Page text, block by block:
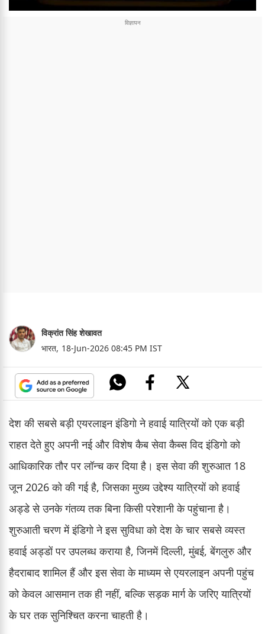
विक्रांत सिंह शेखावत
भारत, 18-Jun-2026 08:45 PM IST
देश की सबसे बड़ी एयरलाइन इंडिगो ने हवाई यात्रियों को एक बड़ी
राहत देते हुए अपनी नई और विशेष कैब सेवा कैब्स विद इंडिगो को
आधिकारिक तौर पर लॉन्च कर दिया है। इस सेवा की शुरुआत 18
जून 2026 को की गई है, जिसका मुख्य उद्देश्य यात्रियों को हवाई
अड्डे से उनके गंतव्य तक बिना किसी परेशानी के पहुंचाना है।
शुरुआती चरण में इंडिगो ने इस सुविधा को देश के चार सबसे व्यस्त
हवाई अड्डों पर उपलब्ध कराया है, जिनमें दिल्ली, मुंबई, बेंगलुरु और
हैदराबाद शामिल हैं और इस सेवा के माध्यम से एयरलाइन अपनी पहुंच
को केवल आसमान तक ही नहीं, बल्कि सड़क मार्ग के जरिए यात्रियों
के घर तक सुनिश्चित करना चाहती है।